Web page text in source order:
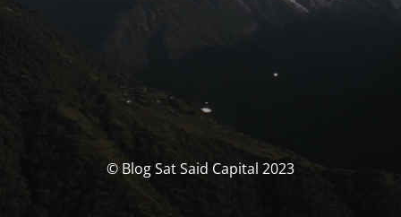
© Blog Sat Said Capital 2023